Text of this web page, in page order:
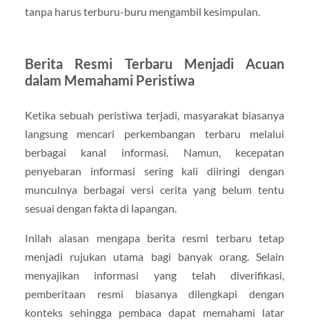
tanpa harus terburu-buru mengambil kesimpulan.
Berita Resmi Terbaru Menjadi Acuan
dalam Memahami Peristiwa
Ketika sebuah peristiwa terjadi, masyarakat biasanya
langsung mencari perkembangan terbaru melalui
berbagai kanal informasi. Namun, kecepatan
penyebaran informasi sering kali diiringi dengan
munculnya berbagai versi cerita yang belum tentu
sesuai dengan fakta di lapangan.
Inilah alasan mengapa berita resmi terbaru tetap
menjadi rujukan utama bagi banyak orang. Selain
menyajikan informasi yang telah diverifikasi,
pemberitaan resmi biasanya dilengkapi dengan
konteks sehingga pembaca dapat memahami latar